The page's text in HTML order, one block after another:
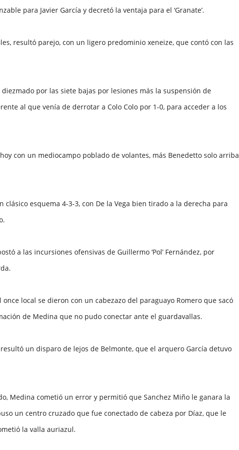
para Javier García y decretó la ventaja para el ‘Granate’.
resultó parejo, con un ligero predominio xeneize, que contó con las
diezmado por las siete bajas por lesiones más la suspensión de
al que venía de derrotar a Colo Colo por 1-0, para acceder a los
con un mediocampo poblado de volantes, más Benedetto solo arriba
clásico esquema 4-3-3, con De la Vega bien tirado a la derecha para
a las incursiones ofensivas de Guillermo ‘Pol’ Fernández, por
once local se dieron con un cabezazo del paraguayo Romero que sacó
de Medina que no pudo conectar ante el guardavallas.
un disparo de lejos de Belmonte, que el arquero García detuvo
Medina cometió un error y permitió que Sanchez Miño le ganara la
un centro cruzado que fue conectado de cabeza por Díaz, que le
la valla auriazul.